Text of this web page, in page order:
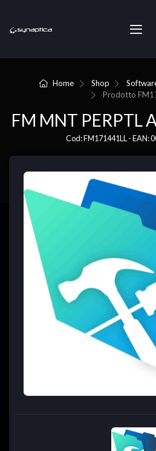
Home Shop
Prodotto
FM MNT PERPTL
Cod: FM171441LL - EAN: